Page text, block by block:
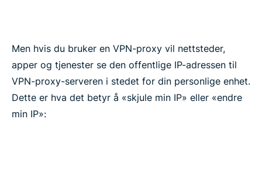
Men hvis du bruker en VPN-proxy vil nettsteder,
apper og tjenester se den offentlige IP-adressen til
VPN-proxy-serveren i stedet for din personlige enhet.
Dette er hva det betyr å «skjule min IP» eller «endre
min IP»: